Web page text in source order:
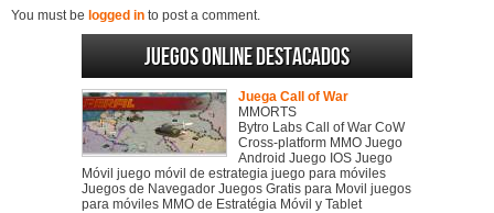
You must be logged in to post a comment.
Juegos online destacados
Juega Call of War
MMORTS
Bytro Labs Call of War CoW
Cross-platform MMO Juego
Android Juego IOS Juego
Móvil juego móvil de estrategia juego para móviles
Juegos de Navegador Juegos Gratis para Movil juegos
para móviles MMO de Estratégia Móvil y Tablet